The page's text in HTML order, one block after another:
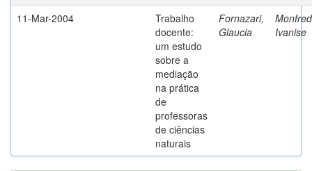
11-Mar-2004
Trabalho
docente:
um estudo
sobre a
mediação
na prática
de
professoras
de ciências
naturais
Fornazari,
Glaucia
Ivanise